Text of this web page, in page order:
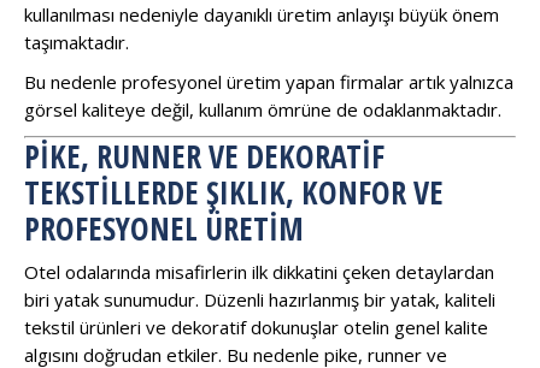
kullanılması nedeniyle dayanıklı üretim anlayışı büyük önem
taşımaktadır.
Bu nedenle profesyonel üretim yapan firmalar artık yalnızca
görsel kaliteye değil, kullanım ömrüne de odaklanmaktadır.
PIKE, RUNNER VE DEKORATIF
TEKSTILLERDE ŞIKLIK, KONFOR VE
PROFESYONEL ÜRETIM
Otel odalarında misafirlerin ilk dikkatini çeken detaylardan
biri yatak sunumudur. Düzenli hazırlanmış bir yatak, kaliteli
tekstil ürünleri ve dekoratif dokunuşlar otelin genel kalite
algısını doğrudan etkiler. Bu nedenle pike, runner ve